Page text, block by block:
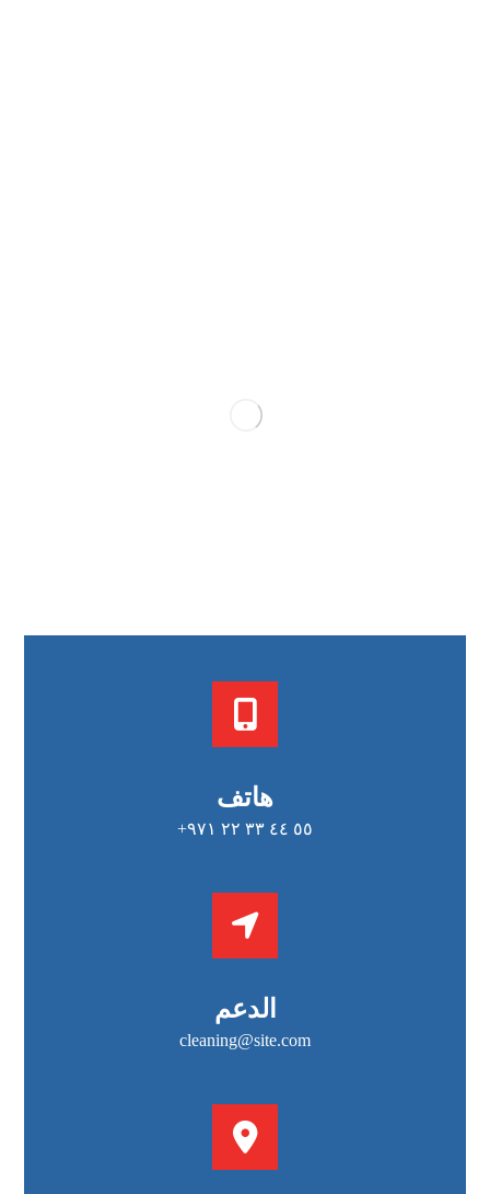
هاتف
٥٥ ٤٤ ٣٣ ٢٢ ٩٧١+
الدعم
cleaning@site.com